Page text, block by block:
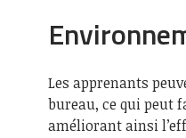
Les apprenants
bureau, ce qui peut
améliorant ainsi